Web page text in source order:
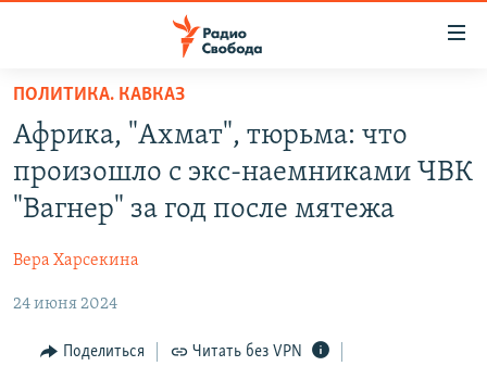
упрощенного
доступа
основному
Вернутся
навигации
ПРОГРАММЫ
ПОДКАСТЫ
АВТОРСКИЕ ПРОЕКТЫ
МНЕНИЯ
КУЛЬТУРА
IDEL.РЕАЛИИ
ПОЛИТИКА. КАВКАЗ
Африка, "Ахмат", тюрьма: что
произошло с экс-наемниками ЧВК
"Вагнер" за год после мятежа
Вера Харсекина
24 июня 2024
Поделиться Читать без VPN